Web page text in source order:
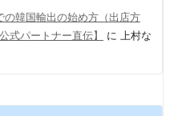
の韓国輸出の始め方（出店方
式パートナー直伝】
に
上村な